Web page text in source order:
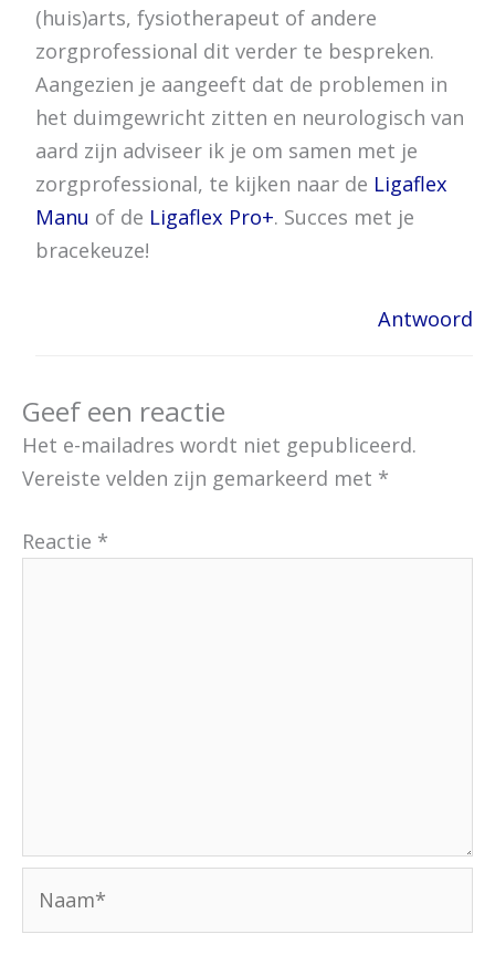
(huis)arts, fysiotherapeut of andere
zorgprofessional dit verder te bespreken.
Aangezien je aangeeft dat de problemen in
het duimgewricht zitten en neurologisch van
aard zijn adviseer ik je om samen met je
zorgprofessional, te kijken naar de Ligaflex
Manu of de Ligaflex Pro+. Succes met je
bracekeuze!
Antwoord
Geef een reactie
Het e-mailadres wordt niet gepubliceerd.
Vereiste velden zijn gemarkeerd met *
Reactie *